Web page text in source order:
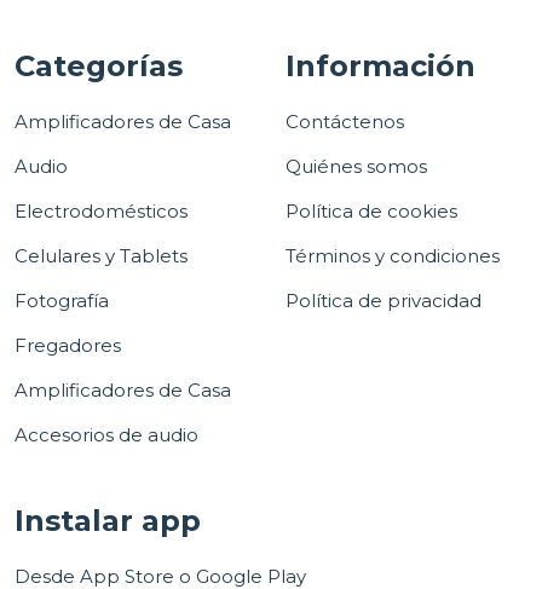
Categorías
Amplificadores de Casa
Audio
Electrodomésticos
Celulares y Tablets
Fotografía
Fregadores
Amplificadores de Casa
Accesorios de audio
Información
Contáctenos
Quiénes somos
Política de cookies
Términos y condiciones
Política de privacidad
Instalar app
Desde App Store o Google Play